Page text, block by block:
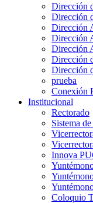
Dirección
Dirección
Dirección
Dirección
Dirección
Dirección
Dirección
prueba
Conexión
Institucional
Rectorado
Sistema
Innova
Coloquio